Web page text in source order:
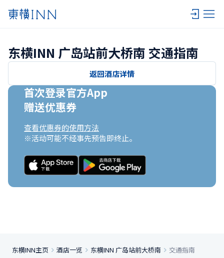
东横INN 广岛站前大桥南 交通指南
返回酒店详情
首次登录官方App
赠送优惠券
查看优惠券的使用方法
※活动可能不经事先预告即终止。
东横INN主页 酒店一览 东横INN 广岛站前大桥南 交通指南